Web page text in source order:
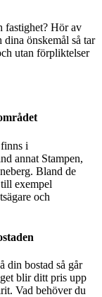
fastighet? Hör av
önskemål så tar
utan förpliktelser
i
annat Stampen,
Bland de
exempel
och
din bostad så går
blir ditt pris upp
Vad behöver du